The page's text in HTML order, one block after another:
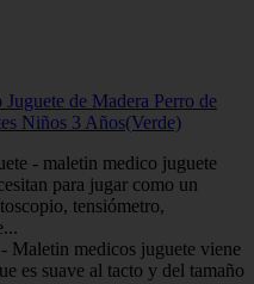
de Madera Perro de
Niños 3 Años(Verde)
- maletin medico juguete
para jugar como un
tensiómetro,
Maletin medicos juguete viene
es suave al tacto y del tamaño